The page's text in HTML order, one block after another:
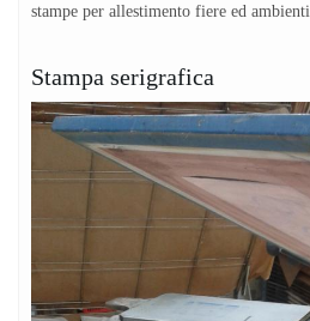
stampe per allestimento fiere ed ambienti.
Stampa serigrafica